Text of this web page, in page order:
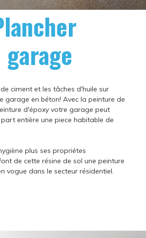
garage
ciment et les tâches d'huile sur
garage en béton! Avec la peinture de
d'époxy votre garage peut
entière une piece habitable de
plus ses propriétes
de cette résine de sol une peinture
vogue dans le secteur résidentiel.